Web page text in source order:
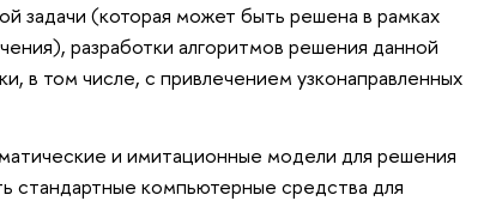
задачи (которая может быть решена в рамках
разработки алгоритмов решения данной
в том числе, с привлечением узконаправленных
и имитационные модели для решения
стандартные компьютерные средства для